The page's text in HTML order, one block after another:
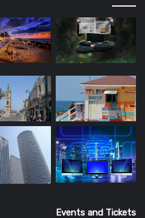
Events and Tickets